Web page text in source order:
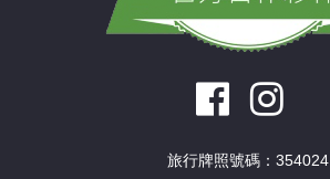
旅行牌照號碼：354024